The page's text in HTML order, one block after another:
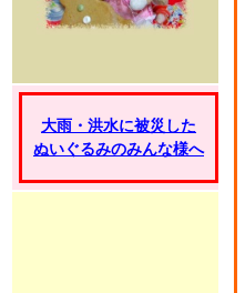
大雨・洪水に被災した
ぬいぐるみのみんな様へ